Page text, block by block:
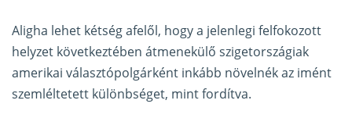
Aligha lehet kétség afelől, hogy a jelenlegi felfokozott
helyzet következtében átmenekülő szigetországiak
amerikai választópolgárként inkább növelnék az imént
szemléltetett különbséget, mint fordítva.